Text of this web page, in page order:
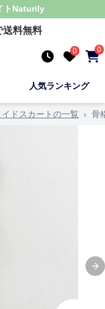
ト Naturily
送料無料
0 0
人気ランキング
イドスカートの一覧 › 骨